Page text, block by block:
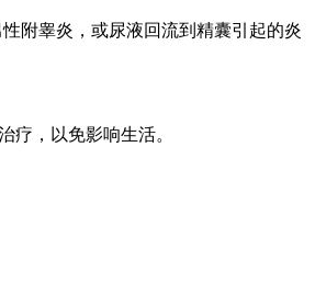
附睾炎，或尿液回流到精囊引起的炎
，以免影响生活。